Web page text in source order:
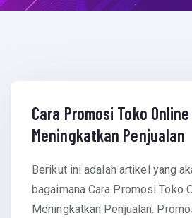
April 18, 2016
Cara Promosi Toko
Meningkatkan Penjualan
Berikut ini adalah artikel yang
bagaimana Cara Promosi Toko
Meningkatkan Penjualan.